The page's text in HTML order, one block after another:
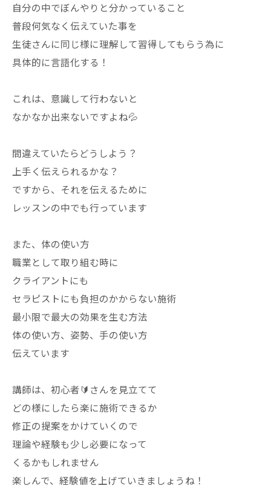
自分の中でぼんやりと分かっていること
普段何気なく伝えていた事を
生徒さんに同じ様に理解して習得してもらう為に
具体的に言語化する！
これは、意識して行わないと
なかなか出来ないですよね💦
間違えていたらどうしよう？
上手く伝えられるかな？
ですから、それを伝えるために
レッスンの中でも行っています
また、体の使い方
職業として取り組む時に
クライアントにも
セラピストにも負担のかからない施術
最小限で最大の効果を生む方法
体の使い方、姿勢、手の使い方
伝えています
講師は、初心者🔰さんを見立てて
どの様にしたら楽に施術できるか
修正の提案をかけていくので
理論や経験も少し必要になって
くるかもしれません
楽しんで、経験値を上げていきましょうね！